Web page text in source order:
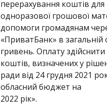
перерахування коштів
одноразової грошової
допомоги громадянам
«ПриватБанк» в загальній
гривень. Оплату
коштів, визначених у
ради від 24 грудня 2021
обласний бюджет на
2022 рік».